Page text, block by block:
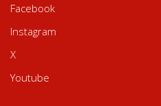
Facebook
Instagram
X
Youtube